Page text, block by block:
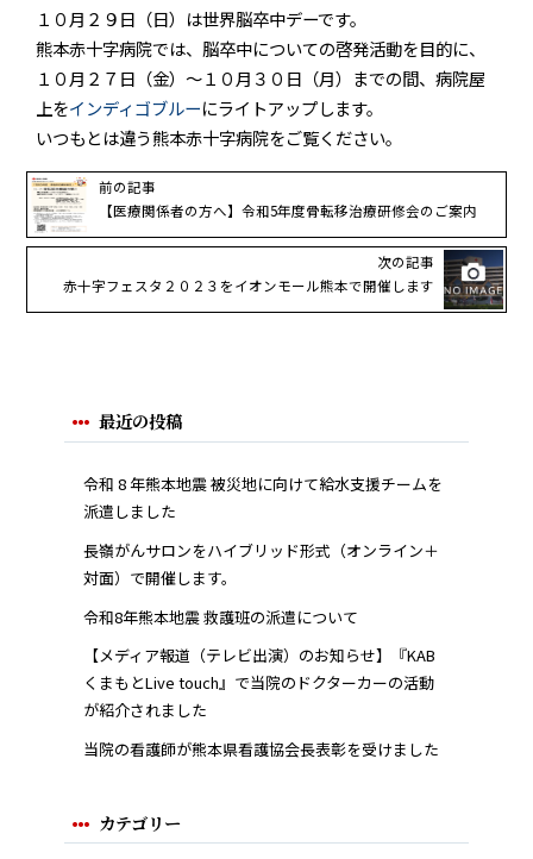
１０月２９日（日）は世界脳卒中デーです。
熊本赤十字病院では、脳卒中についての啓発活動を目的に、
１０月２７日（金）〜１０月３０日（月）までの間、病院屋
上をインディゴブルーにライトアップします。
いつもとは違う熊本赤十字病院をご覧ください。
前の記事
【医療関係者の方へ】令和5年度骨転移治療研修会のご案内
次の記事
赤十字フェスタ２０２３をイオンモール熊本で開催します
最近の投稿
令和 8 年熊本地震 被災地に向けて給水支援チームを
派遣しました
長嶺がんサロンをハイブリッド形式（オンライン＋
対面）で開催します。
令和8年熊本地震 救護班の派遣について
【メディア報道（テレビ出演）のお知らせ】『KAB
くまもとLive touch』で当院のドクターカーの活動
が紹介されました
当院の看護師が熊本県看護協会長表彰を受けました
カテゴリー